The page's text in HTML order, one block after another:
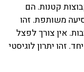
קטנות. הם
משותפת. זהו
אין צורך לפצל
זהו יתרון לוגיסטי